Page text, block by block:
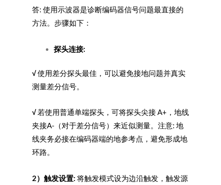
答: 使用示波器是诊断编码器信号问题最直接的
方法。步骤如下：
探头连接:
√使用差分探头最佳，可以避免接地问题并真实
测量差分信号。
√若使用普通单端探头，可将探头尖接 A+，地线
夹接A-（对于差分信号）来近似测量。注意: 地
线夹务必接在编码器端的地参考点，避免形成地
环路。
2）触发设置: 将触发模式设为边沿触发，触发源